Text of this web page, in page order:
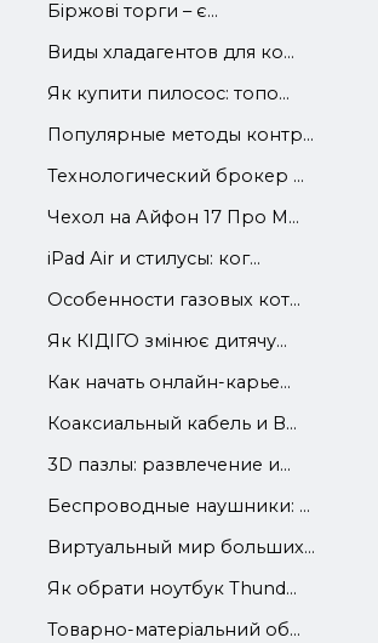
Біржові торги – є...
Виды хладагентов для ко...
Як купити пилосос: топо...
Популярные методы контр...
Технологический брокер ...
Чехол на Айфон 17 Про М...
iРad Аir и стилусы: ког...
Особенности газовых кот...
Як КІДІГО змінює дитячу...
Как начать онлайн-карье...
Коаксиальный кабель и В...
3D пазлы: развлечение и...
Беспроводные наушники: ...
Виртуальный мир больших...
Як обрати ноутбук Thund...
Товарно-матеріальний об...